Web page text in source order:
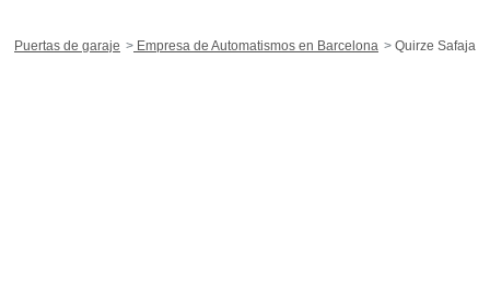
Puertas de garaje Empresa de Automatismos en Barcelona Quirze Safaja